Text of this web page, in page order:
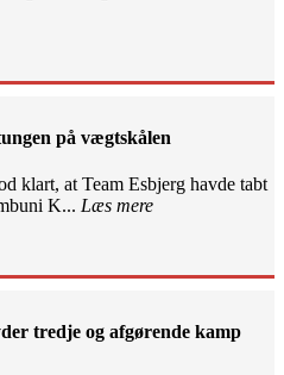
på vægtskålen
klart, at Team Esbjerg havde tabt
K... Læs mere
tredje og afgørende kamp